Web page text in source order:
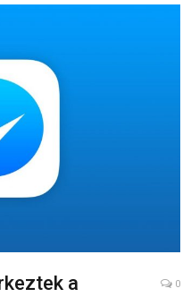
a
0